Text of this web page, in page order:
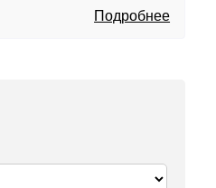
Подробнее